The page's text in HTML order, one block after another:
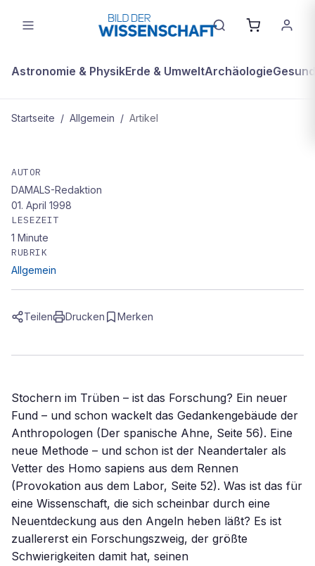
Astronomie & PhysikErde & UmweltArchäologie
Startseite / Allgemein / Artikel
Ahnenforscher, WDO und Welt der
Wunder
AUTOR
DAMALS-Redaktion
01. April 1998
LESEZEIT
1 Minute
RUBRIK
Allgemein
Teilen Drucken Merken
Stochern im Trüben – ist das Forschung? Ein neuer
Fund – und schon wackelt das Gedankengebäude der
Anthropologen (Der spanische Ahne, Seite 56). Eine
neue Methode – und schon ist der Neandertaler als
Vetter des Homo sapiens aus dem Rennen
(Provokation aus dem Labor, Seite 52). Was ist das für
eine Wissenschaft, die sich scheinbar durch eine
Neuentdeckung aus den Angeln heben läßt? Es ist
zuallererst ein Forschungszweig, der größte
Schwierigkeiten damit hat, seinen